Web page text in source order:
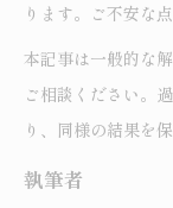
ります。ご不安な
本記事は一般的な
ご相談ください。
り、同様の結果を
執筆者